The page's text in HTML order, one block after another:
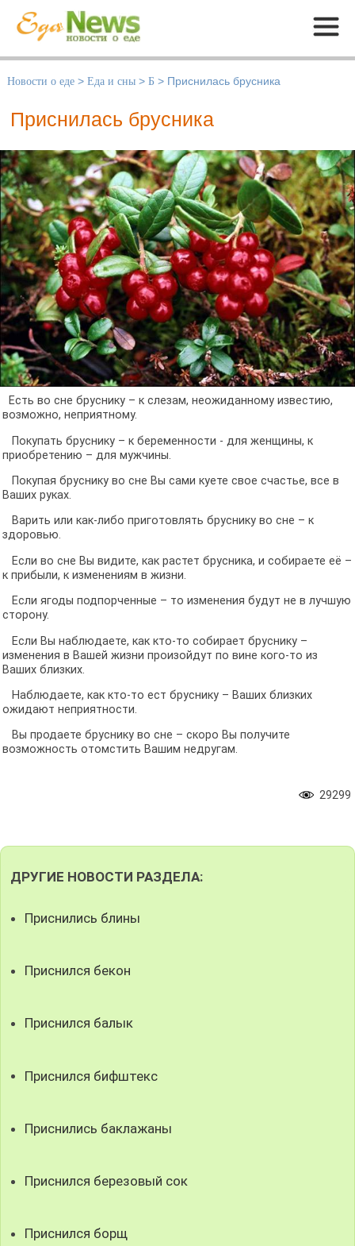
Меню
Новости о еде > Еда и сны > Б > Приснилась брусника
Приснилась брусника
Есть во сне бруснику – к слезам, неожиданному известию,
возможно, неприятному.
Покупать бруснику – к беременности - для женщины, к
приобретению – для мужчины.
Покупая бруснику во сне Вы сами куете свое счастье, все в
Ваших руках.
Варить или как-либо приготовлять бруснику во сне – к
здоровью.
Если во сне Вы видите, как растет брусника, и собираете её –
к прибыли, к изменениям в жизни.
Если ягоды подпорченные – то изменения будут не в лучшую
сторону.
Если Вы наблюдаете, как кто-то собирает бруснику –
изменения в Вашей жизни произойдут по вине кого-то из
Ваших близких.
Наблюдаете, как кто-то ест бруснику – Ваших близких
ожидают неприятности.
Вы продаете бруснику во сне – скоро Вы получите
возможность отомстить Вашим недругам.
29299
ДРУГИЕ НОВОСТИ РАЗДЕЛА:
Приснились блины
Приснился бекон
Приснился балык
Приснился бифштекс
Приснились баклажаны
Приснился березовый сок
Приснился борщ